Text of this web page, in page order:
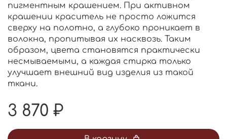
пигментным крашением. При активном
крашении краситель не просто ложится
сверху на полотно, а глубоко проникает в
волокна, пропитывая их насквозь. Таким
образом, цвета становятся практически
несмываемыми, а каждая стирка только
улучшает внешний вид изделия из такой
ткани.
3 870 ₽